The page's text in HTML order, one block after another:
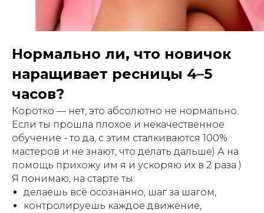
Нормально ли, что новичок
наращивает ресницы 4–5
часов?
Коротко — нет, это абсолютно не нормально.
Если ты прошла плохое и некачественное
обучение - то да, с этим сталкиваются 100%
мастеров и не знают, что делать дальше) А на
помощь прихожу им я и ускоряю их в 2 раза )
Я понимаю, на старте ты:
делаешь всё осознанно, шаг за шагом,
контролируешь каждое движение,